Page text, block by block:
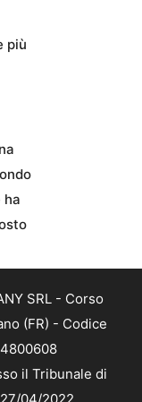
più
ha
SRL - Corso
(FR) - Codice
il Tribunale di